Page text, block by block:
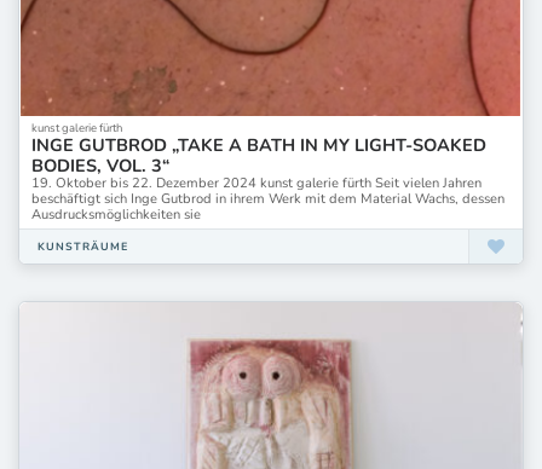
kunst galerie fürth
INGE GUTBROD „TAKE A BATH IN MY LIGHT-SOAKED
BODIES, VOL. 3“
19. Oktober bis 22. Dezember 2024 kunst galerie fürth Seit vielen Jahren
beschäftigt sich Inge Gutbrod in ihrem Werk mit dem Material Wachs, dessen
Ausdrucksmöglichkeiten sie
KUNSTRÄUME